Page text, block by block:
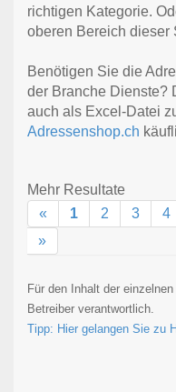
richtigen Kategorie.
oberen Bereich dieser
Benötigen Sie die
der Branche Dienste?
auch als Excel-Datei
Adressenshop.ch
Mehr Resultate
«
1 2 3 4
»
Für den Inhalt der
Betreiber verantwortlich.
Tipp: Hier gelangen Sie zu